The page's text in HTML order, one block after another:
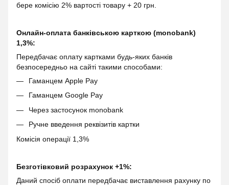
бере комісію 2% вартості товару + 20 грн.
Онлайн-оплата банківською карткою (monobank)
1,3%:
Передбачає оплату картками будь-яких банків
безпосередньо на сайті такими способами:
Гаманцем Apple Pay
Гаманцем Google Pay
Через застосунок monobank
Ручне введення реквізитів картки
Комісія операції 1,3%
Безготівковий розрахунок +1%:
Даний спосіб оплати передбачає виставлення рахунку по